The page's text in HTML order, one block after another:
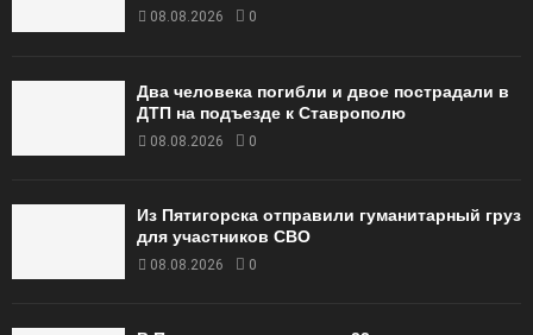
08.08.2026 0
Два человека погибли и двое пострадали в
ДТП на подъезде к Ставрополю
08.08.2026 0
Из Пятигорска отправили гуманитарный груз
для участников СВО
08.08.2026 0